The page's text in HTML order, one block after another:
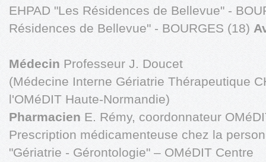
EHPAD "Les Résidences de Bellevue" -
Résidences de Bellevue" - BOURGES (18)
Médecin Professeur J. Doucet
(Médecine Interne Gériatrie Thérapeutique
l'OMéDIT Haute-Normandie)
Pharmacien E. Rémy, coordonnateur
Prescription médicamenteuse chez la
"Gériatrie - Gérontologie" – OMéDIT Centre